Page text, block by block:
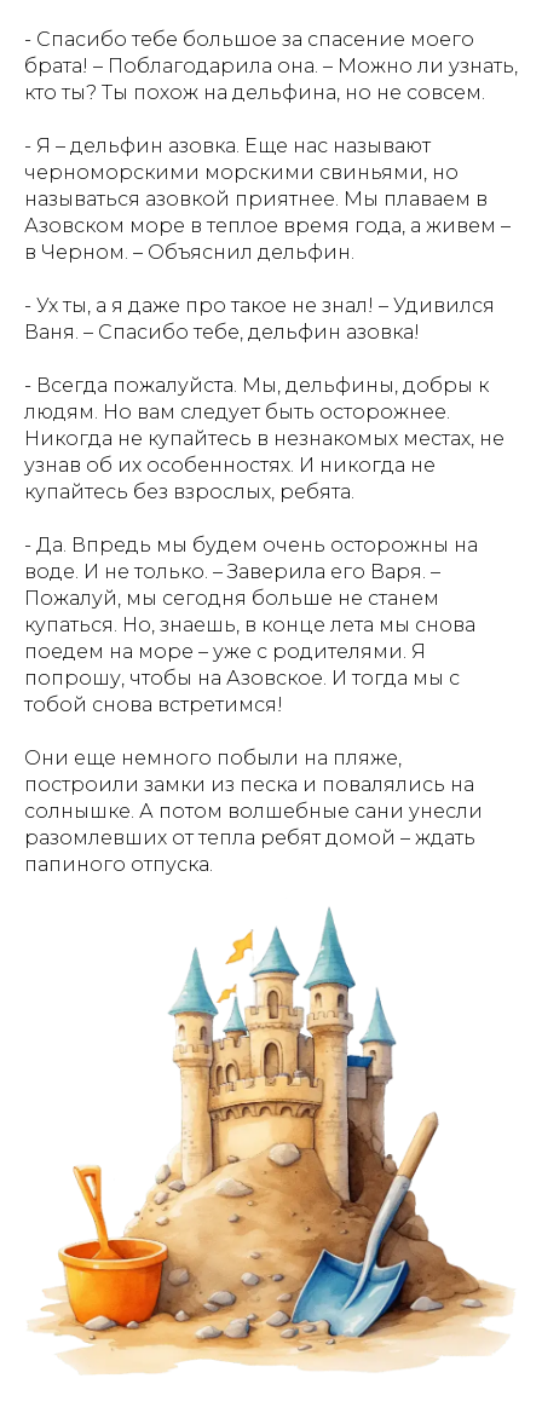
- Спасибо тебе большое за спасение моего
брата! – Поблагодарила она. – Можно ли узнать,
кто ты? Ты похож на дельфина, но не совсем.
- Я – дельфин азовка. Еще нас называют
черноморскими морскими свиньями, но
называться азовкой приятнее. Мы плаваем в
Азовском море в теплое время года, а живем –
в Черном. – Объяснил дельфин.
- Ух ты, а я даже про такое не знал! – Удивился
Ваня. – Спасибо тебе, дельфин азовка!
- Всегда пожалуйста. Мы, дельфины, добры к
людям. Но вам следует быть осторожнее.
Никогда не купайтесь в незнакомых местах, не
узнав об их особенностях. И никогда не
купайтесь без взрослых, ребята.
- Да. Впредь мы будем очень осторожны на
воде. И не только. – Заверила его Варя. –
Пожалуй, мы сегодня больше не станем
купаться. Но, знаешь, в конце лета мы снова
поедем на море – уже с родителями. Я
попрошу, чтобы на Азовское. И тогда мы с
тобой снова встретимся!
Они еще немного побыли на пляже,
построили замки из песка и повалялись на
солнышке. А потом волшебные сани унесли
разомлевших от тепла ребят домой – ждать
папиного отпуска.
смотреть купить
"Азбука Сибири". Вместе с героями книги
отправляйся в увлекательное путешествие по
одному из самых удивительных, красивых и
интересных районов нашей огромной страны -
Сибири. Поучаствовав вместе с Ваней и Варей в их
весёлых приключениях, ты узнаешь много нового
озёрах, растениях и животных, городах и заводах.
И, конечно же, о людях, их жизни, обычаях,
праздниках и сказках!
АЗБУКА СИБИРИ
Вместе со своими друзьями - необыкновенной
собакой Лайкой, которая умеет не только говорить,
но и пользоваться интернетом и сказочным
северным оленем, Лёней вы отправитесь в
путешествие на настоящем ледоколе. Эта поездка
по холодным морям подарила брату и сестре, не
только захватывающие приключения, но и новые
знания — о русском Севере, и героической
истории его покорения, о его невероятной
природе и столь же невероятных жителях и об
уникальных российских кораблях-ледоколах,
подобных которым нет нигде в мире. Вернувшись
АРКТИКА